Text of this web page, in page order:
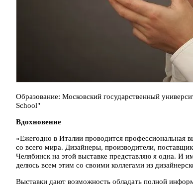
Образование: Московский государственный
School"
Вдохновение
«Ежегодно в Италии проводится профессиональная
со всего мира. Дизайнеры, производители,
Челябинск на этой выставке представляю я одна. И
делюсь всем этим со своими коллегами из
Выставки дают возможность обладать полной